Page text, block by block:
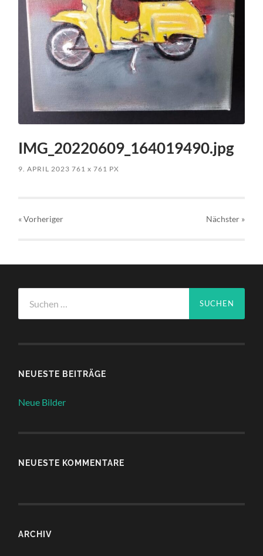
IMG_20220609_164019490.jpg
9. APRIL 2023 761x 761 PX
« Vorheriger Nächster »
nach:
NEUESTE BEITRÄGE
Neue Bilder
NEUESTE KOMMENTARE
ARCHIV